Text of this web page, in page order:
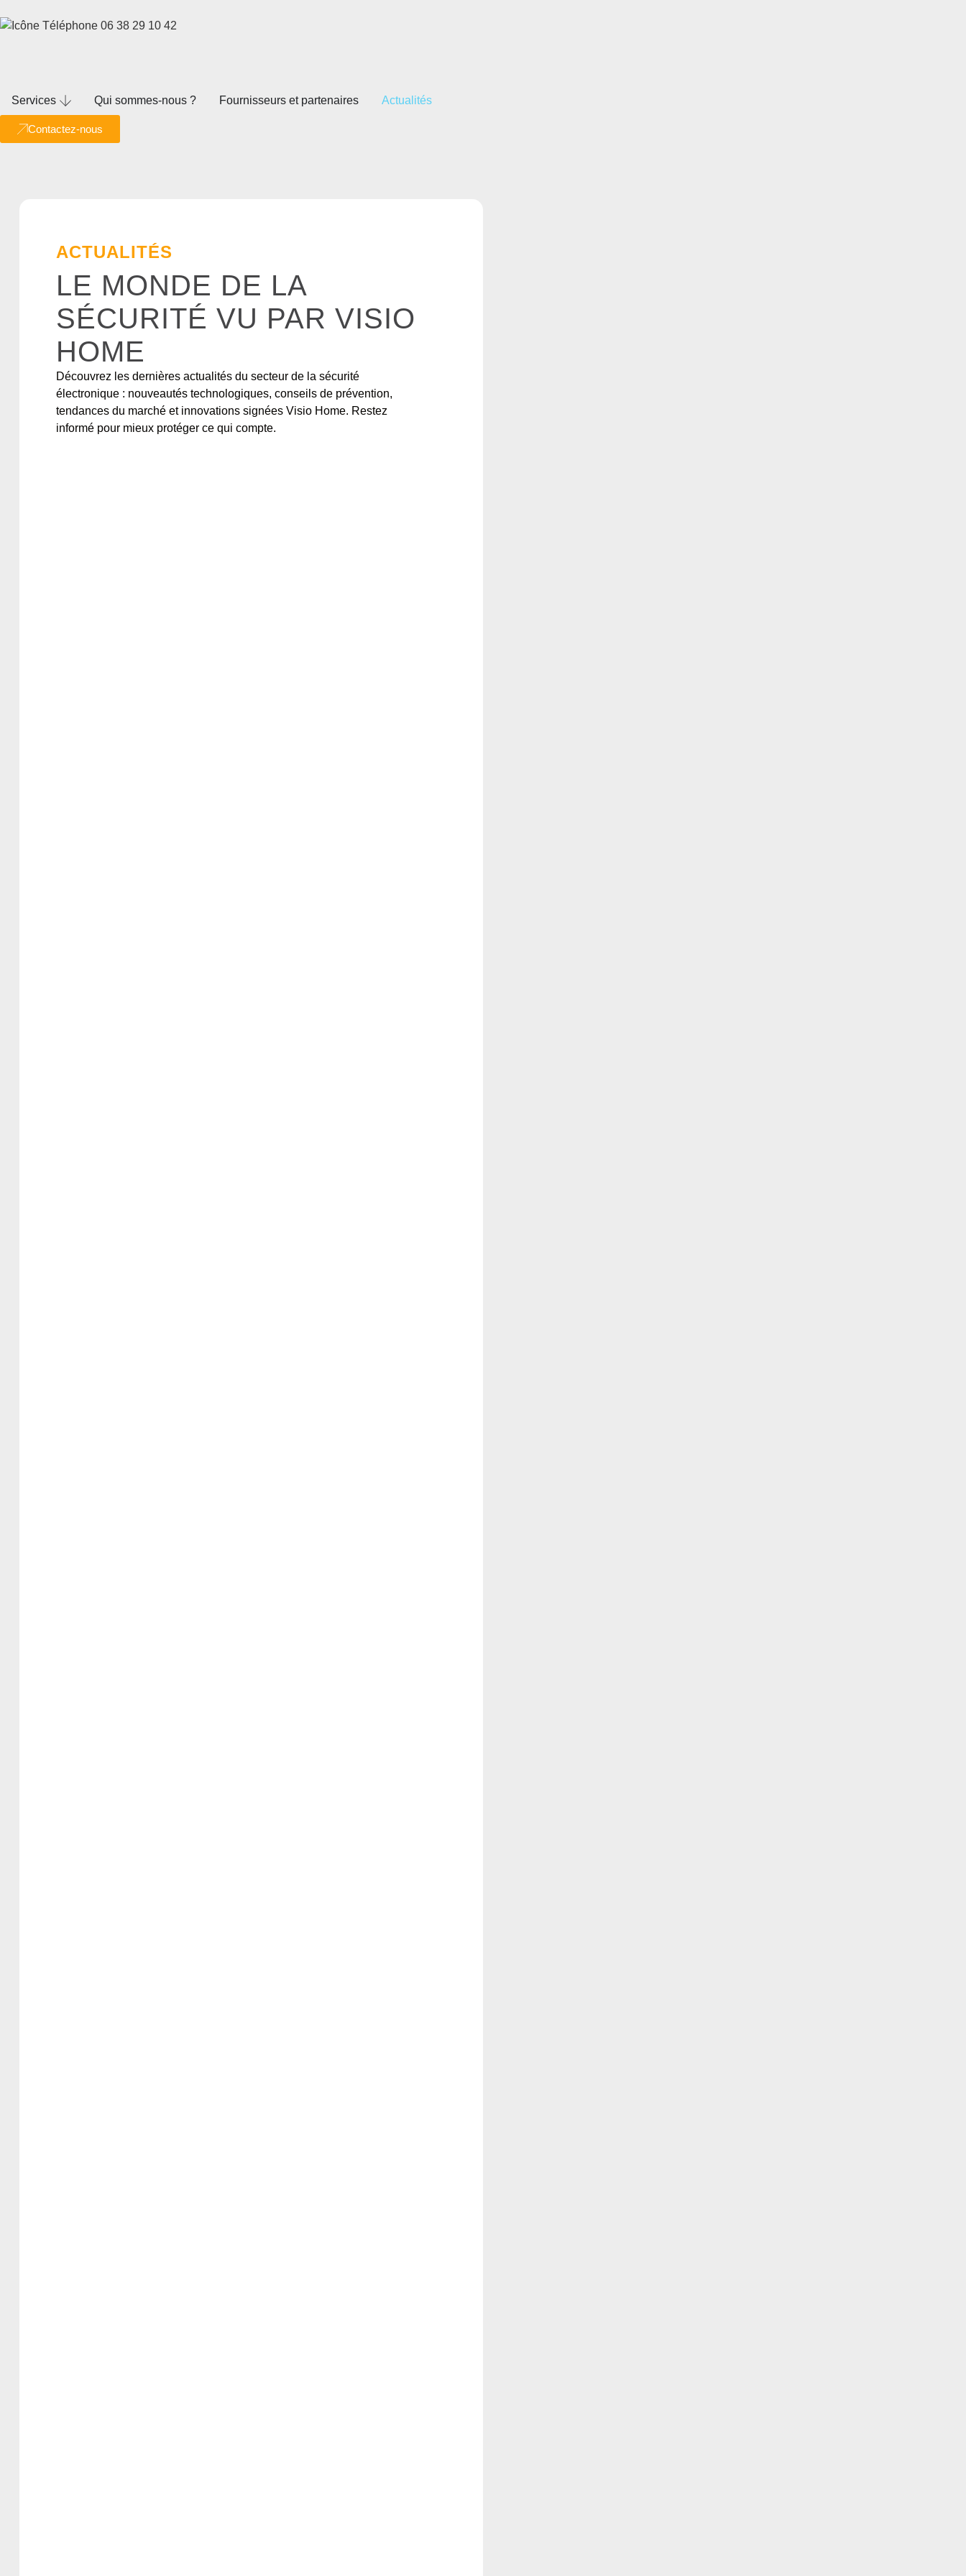
06 38 29 10 42
Services Qui sommes-nous ? Fournisseurs et partenaires Actualités
Contactez-nous
ACTUALITÉS
LE MONDE DE LA
SÉCURITÉ VU PAR VISIO
HOME
Découvrez les dernières actualités du secteur de la sécurité
électronique : nouveautés technologiques, conseils de prévention,
tendances du marché et innovations signées Visio Home. Restez
informé pour mieux protéger ce qui compte.